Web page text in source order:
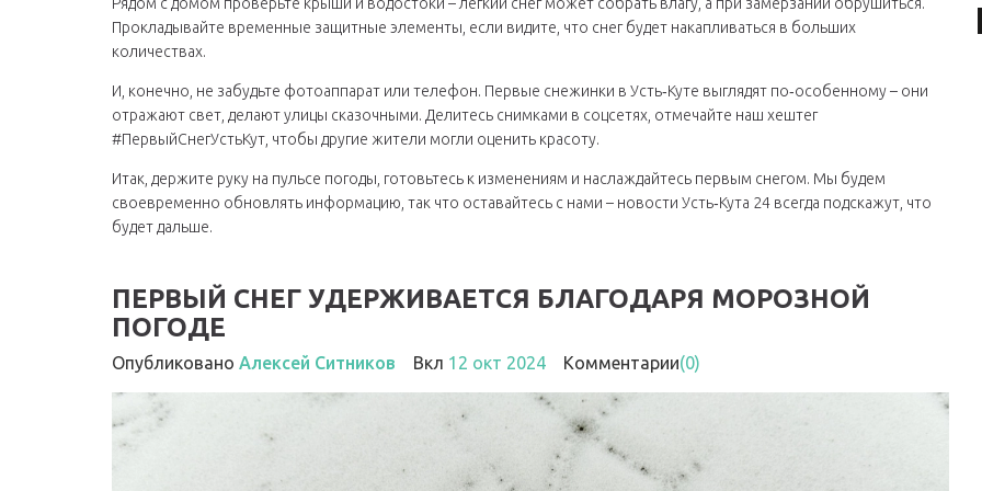
Прокладывайте временные защитные элементы, если видите, что снег будет накапливаться в больших
количествах.
И, конечно, не забудьте фотоаппарат или телефон. Первые снежинки в Усть‑Куте выглядят по‑особенному – они
отражают свет, делают улицы сказочными. Делитесь снимками в соцсетях, отмечайте наш хештег
#ПервыйСнегУстьКут, чтобы другие жители могли оценить красоту.
Итак, держите руку на пульсе погоды, готовьтесь к изменениям и наслаждайтесь первым снегом. Мы будем
своевременно обновлять информацию, так что оставайтесь с нами – новости Усть‑Кута 24 всегда подскажут, что
будет дальше.
ПЕРВЫЙ СНЕГ УДЕРЖИВАЕТСЯ БЛАГОДАРЯ МОРОЗНОЙ
ПОГОДЕ
Опубликовано Алексей Ситников Вкл 12 окт 2024 Комментарии(0)